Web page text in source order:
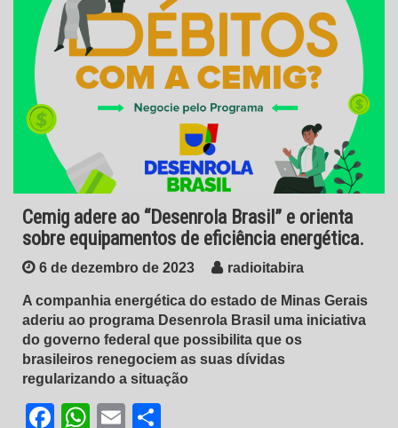
Cemig adere ao “Desenrola Brasil” e orienta
sobre equipamentos de eficiência energética.
6 de dezembro de 2023 radioitabira
A companhia energética do estado de Minas Gerais
aderiu ao programa Desenrola Brasil uma iniciativa
do governo federal que possibilita que os
brasileiros renegociem as suas dívidas
regularizando a situação
Facebook
WhatsApp
Email